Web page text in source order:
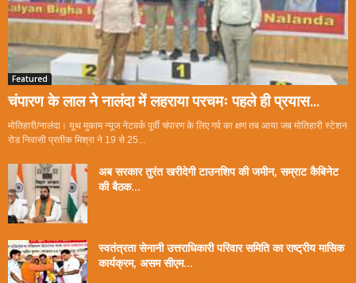
Featured
चंपारण के लाल ने नालंदा में लहराया परचमः पहले ही प्रयास...
मोतिहारी/नालंदा। यूथ मुकाम न्यूज नेटवर्क पूर्वी चंपारण के लिए गर्व का क्षण तब आया जब मोतिहारी स्टेशन
रोड निवासी प्रतीक मिश्रा ने 19 से 25...
अब सरकार तुरंत खरीदेगी टाउनशिप की जमीन, सम्राट कैबिनेट
की बैठक...
स्वतंत्रता सेनानी उत्तराधिकारी परिवार समिति का राष्ट्रीय मासिक
कार्यक्रम, असम सीएम...